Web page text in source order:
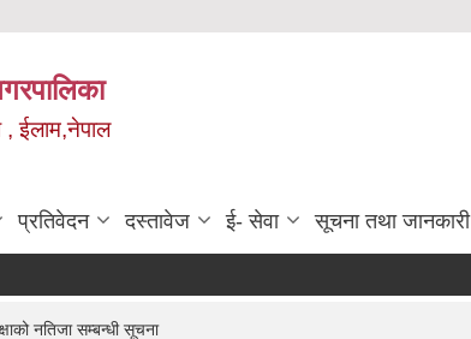
ईलाम,नेपाल
प्रतिवेदन दस्तावेज ई- सेवा सूचना तथा जानकारी
नतिजा सम्बन्धी सूचना